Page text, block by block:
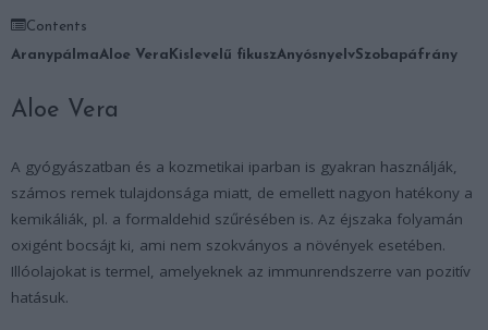
Contents
AranypálmaAloe Vera Kislevelű fikuszAnyósnyelvSzobapáfrány
Aloe Vera
A gyógyászatban és a kozmetikai iparban is gyakran használják,
számos remek tulajdonsága miatt, de emellett nagyon hatékony a
kemikáliák, pl. a formaldehid szűrésében is. Az éjszaka folyamán
oxigént bocsájt ki, ami nem szokványos a növények esetében.
Illóolajokat is termel, amelyeknek az immunrendszerre van pozitív
hatásuk.